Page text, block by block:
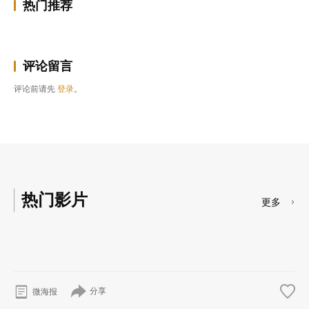
热门推荐
评论留言
评论前请先 登录。
热门影片 更多
微海报 分享